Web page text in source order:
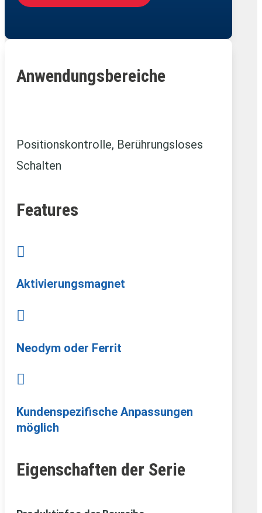
Anwendungsbereiche
Positionskontrolle, Berührungsloses
Schalten
Features

Aktivierungsmagnet

Neodym oder Ferrit

Kundenspezifische Anpassungen
möglich
Eigenschaften der Serie